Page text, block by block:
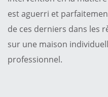
est aguerri et
de ces derniers dans les
sur une maison
professionnel.